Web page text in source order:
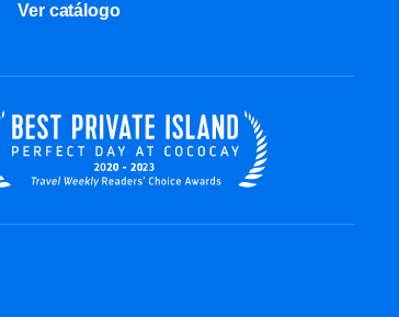
Ver catálogo